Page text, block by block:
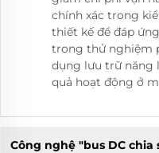
chính xác trong
thiết kế để đáp
trong thử nghiệm
dụng lưu trữ năng
quả hoạt động ở
Công nghệ "bus DC